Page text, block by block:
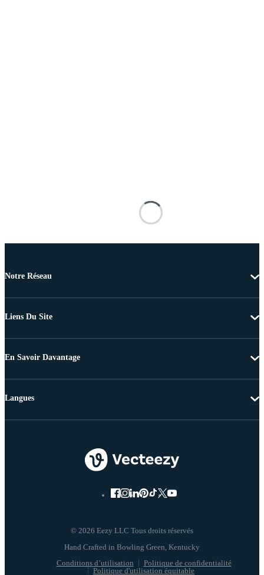
Notre Réseau
Liens Du Site
En Savoir Davantage
© 2026 Eezy LLC Tous droits réservés
Conditions d’utilisation
Politique de confidentialité
Politique d'utilisation équitable
Langues